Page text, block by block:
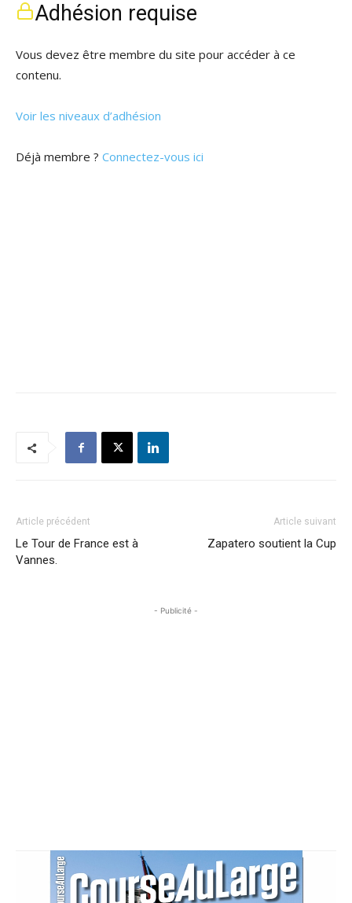
Adhésion requise
Vous devez être membre du site pour accéder à ce
contenu.
Voir les niveaux d’adhésion
Déjà membre ? Connectez-vous ici
Article précédent
Le Tour de France est à
Vannes.
Article suivant
Zapatero soutient la Cup
- Publicité -